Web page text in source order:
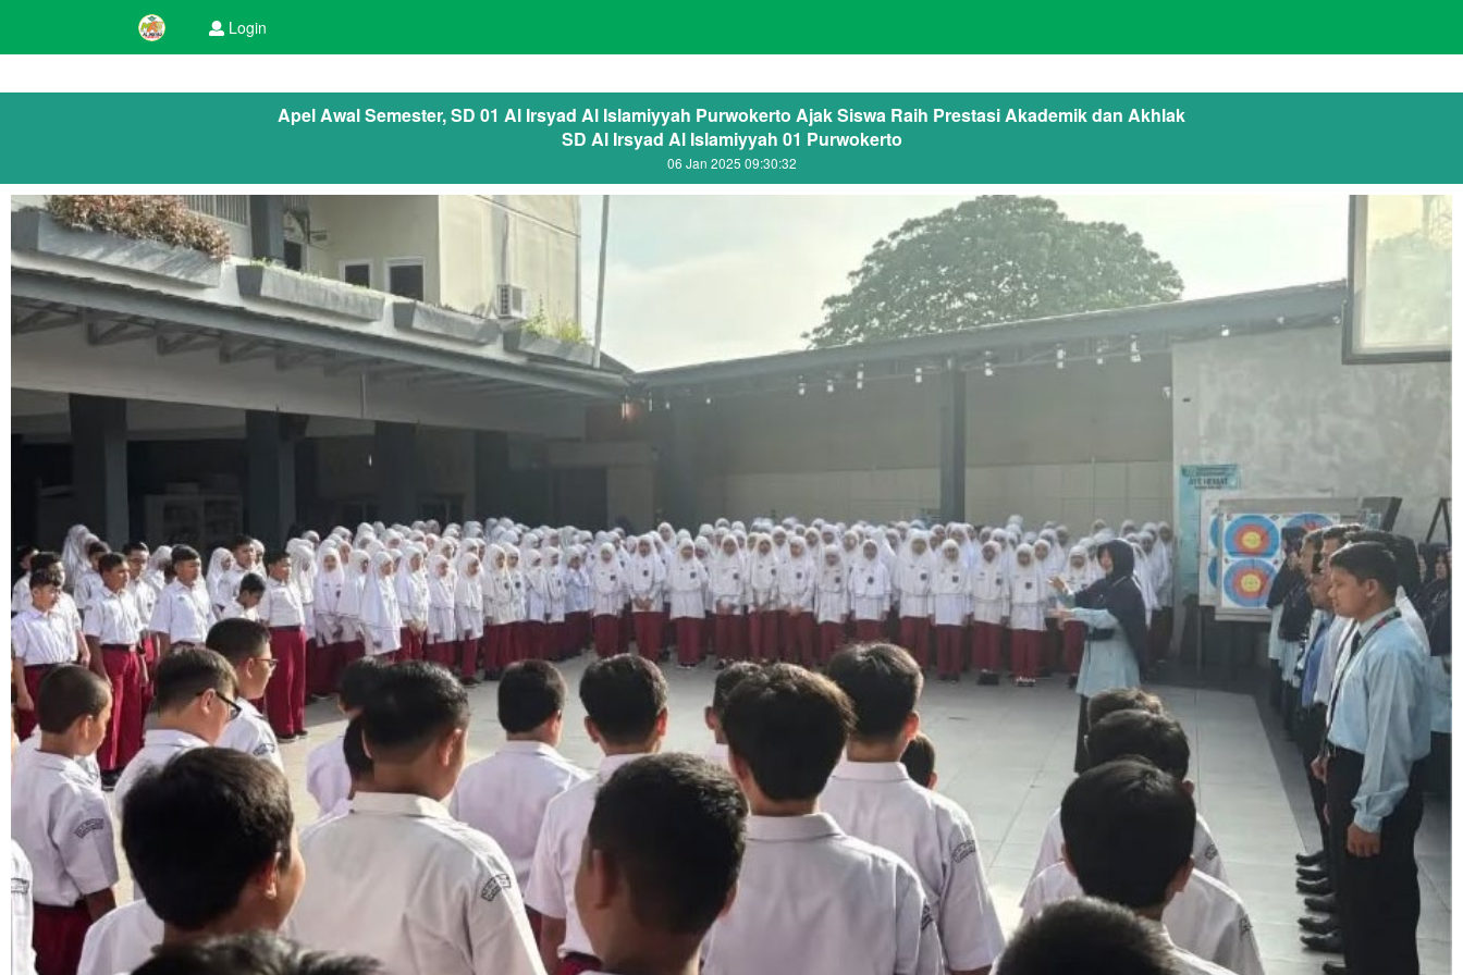
Login
Apel Awal Semester, SD 01 Al Irsyad Al Islamiyyah Purwokerto Ajak Siswa Raih Prestasi Akademik dan Akhlak
SD Al Irsyad Al Islamiyyah 01 Purwokerto
06 Jan 2025 09:30:32